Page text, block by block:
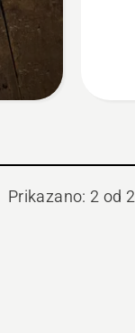
Prikazano: 2 od 2